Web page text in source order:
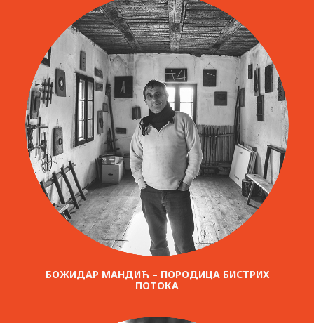
БОЖИДАР МАНДИЋ – ПОРОДИЦА БИСТРИХ
ПОТОКА